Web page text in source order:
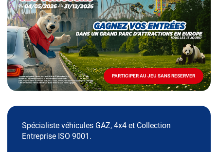
Mai
-
Décembre
2026
Locations
PARTICIPER AU JEU SANS RESERVER
PARTICIPER
AU
JEU
RESERVER
Spécialiste véhicules GAZ, 4x4 et Collection
Entreprise ISO 9001.